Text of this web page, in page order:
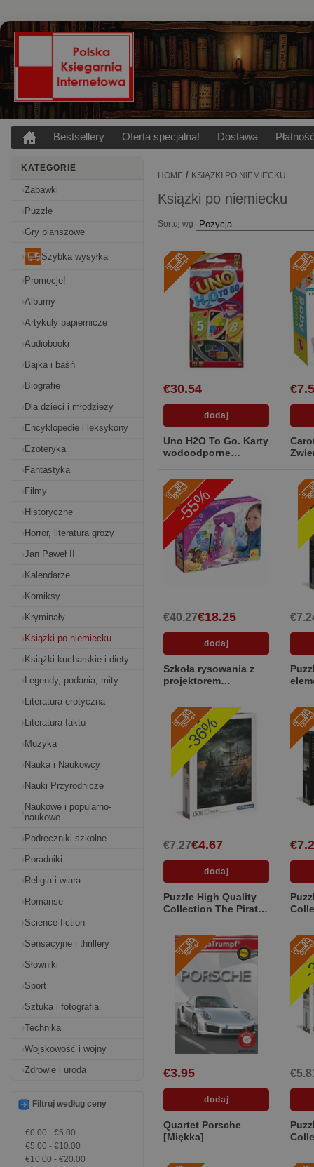
Bestsellery Oferta specjalna! Dostawa
KATEGORIE
Zabawki
Puzzle
Gry planszowe
Szybka wysyłka
Promocje!
Albumy
Artykuly papiernicze
Audiobooki
Bajka i baśń
Biografie
Dla dzieci i młodzieży
Encyklopedie i leksykony
Ezoteryka
Fantastyka
Filmy
Historyczne
Horror, literatura grozy
Jan Paweł II
Kalendarze
Komiksy
Kryminały
Ksiązki po niemiecku
Książki kucharskie i diety
Legendy, podania, mity
Literatura erotyczna
Literatura faktu
Muzyka
Nauka i Naukowcy
Nauki Przyrodnicze
Naukowe i popularno-
naukowe
Podręczniki szkolne
Poradniki
Religia i wiara
Romanse
Science-fiction
Sensacyjne i thrillery
Słowniki
Sport
Sztuka i fotografia
Technika
Wojskowość i wojny
Zdrowie i uroda
Filtruj według ceny
€0.00 - €5.00
€5.00 - €10.00
€10.00 - €20.00
HOME / KSIĄZKI PO NIEMIECKU
Ksiązki po niemiecku
Sortuj wg
€30.54
Uno H2O To Go. Karty
wodoodporne
-55%
€18.25
€40.27
Szkoła rysowania z
projektorem
kartonowe]
-36%
€4.67
€7.27
Puzzle High Quality
Collection The Pirate
kartonowe]
€3.95
Quartet Porsche
[Miękka]
-